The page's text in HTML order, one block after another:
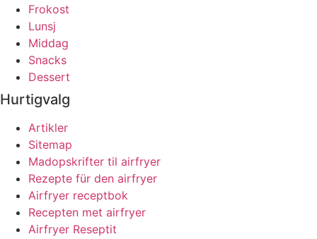
Frokost
Lunsj
Middag
Snacks
Dessert
Hurtigvalg
Artikler
Sitemap
Madopskrifter til airfryer
Rezepte für den airfryer
Airfryer receptbok
Recepten met airfryer
Airfryer Reseptit